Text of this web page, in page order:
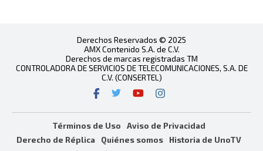
Derechos Reservados © 2025
AMX Contenido S.A. de C.V.
Derechos de marcas registradas TM
CONTROLADORA DE SERVICIOS DE TELECOMUNICACIONES, S.A. DE
C.V. (CONSERTEL)
Términos de Uso
Aviso de Privacidad
Derecho de Réplica
Quiénes somos
Historia de UnoTV